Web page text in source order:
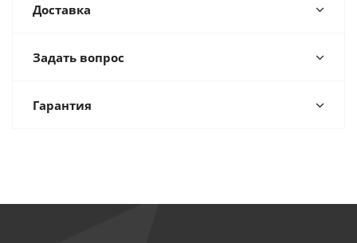
Доставка
Задать вопрос
Гарантия